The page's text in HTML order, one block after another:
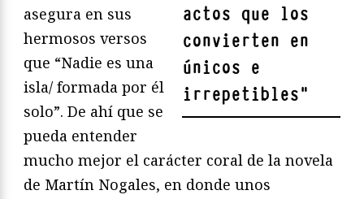
actos que los
convierten en
únicos e
irrepetibles"
asegura en sus
hermosos versos
que “Nadie es una
isla/ formada por él
solo”. De ahí que se
pueda entender
mucho mejor el carácter coral de la novela
de Martín Nogales, en donde unos